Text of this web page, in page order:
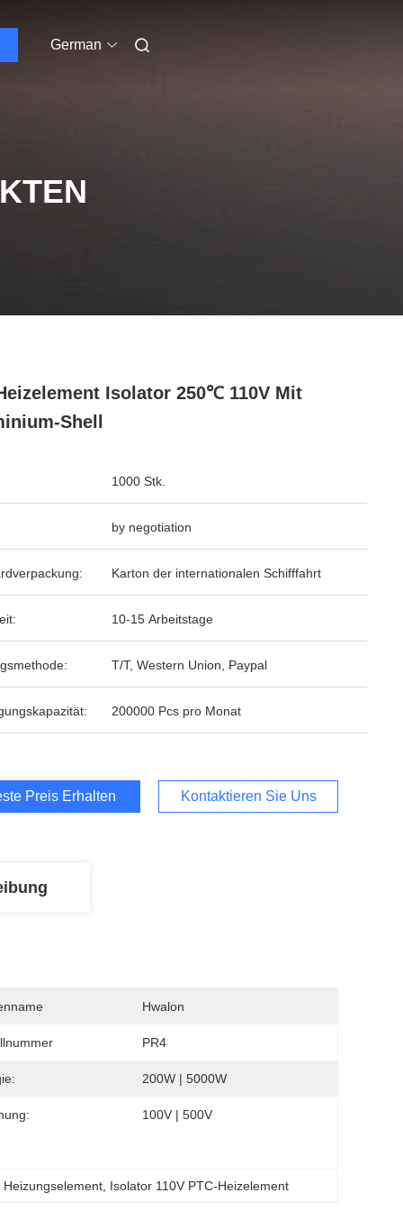
German
Isolator 250℃ 110V Mit
Shell
1000 Stk.
by negotiation
Karton der internationalen Schifffahrt
10-15 Arbeitstage
T/T, Western Union, Paypal
200000 Pcs pro Monat
Preis Erhalten Kontaktieren Sie Uns
Hwalon
PR4
200W | 5000W
100V | 500V
Isolator 110V PTC-Heizelement